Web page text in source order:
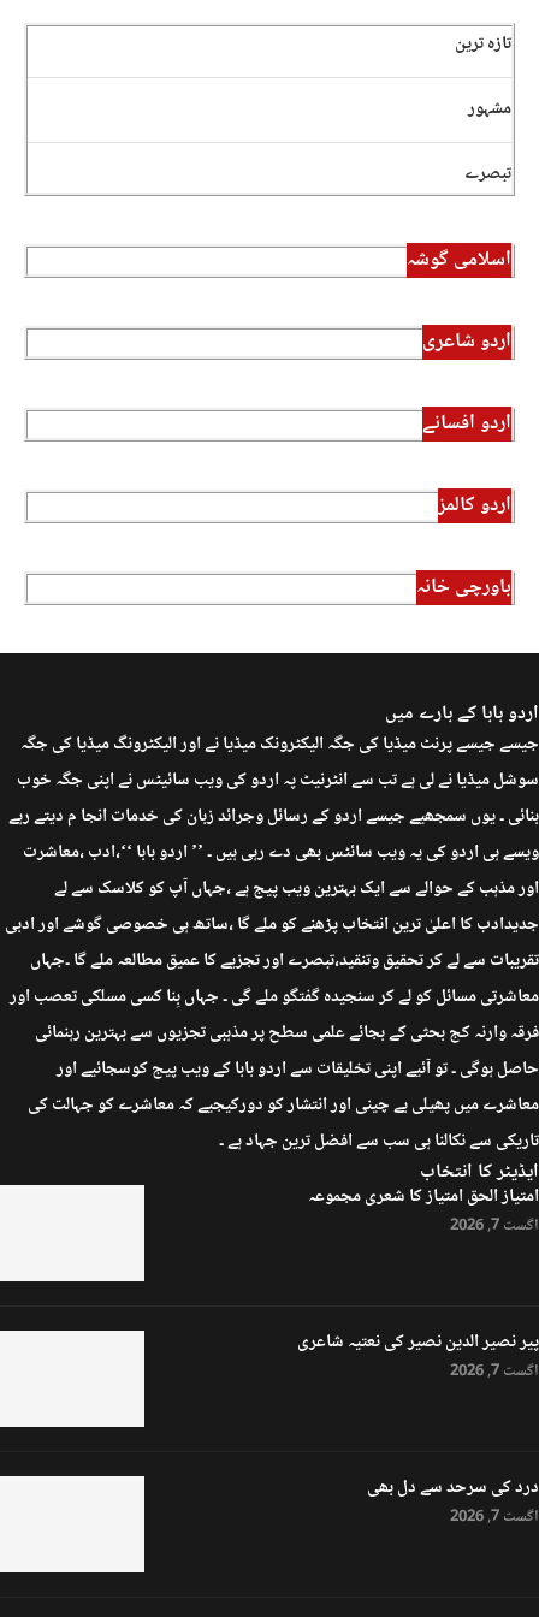
تازہ ترین
مشہور
تبصرے
اسلامی گوشہ
اردو شاعری
اردو افسانے
اردو کالمز
باورچی خانہ
اردو بابا کے بارے میں
جیسے جیسے پرنٹ میڈیا کی جگہ الیکٹرونک میڈیا نے اور الیکٹرونگ میڈیا کی جگہ
سوشل میڈیا نے لی ہے تب سے انٹرنیٹ پہ اردو کی ویب سائیٹس نے اپنی جگہ خوب
بنائی ۔ یوں سمجھیے جیسے اردو کے رسائل وجرائد زبان کی خدمات انجا م دیتے رہے
ویسے ہی اردو کی یہ ویب سائٹس بھی دے رہی ہیں ۔ ’’ اردو بابا ‘‘،ادب ،معاشرت
اور مذہب کے حوالے سے ایک بہترین ویب پیج ہے ،جہاں آپ کو کلاسک سے لے
جدیدادب کا اعلیٰ ترین انتخاب پڑھنے کو ملے گا ،ساتھ ہی خصوصی گوشے اور ادبی
تقریبات سے لے کر تحقیق وتنقید،تبصرے اور تجزیے کا عمیق مطالعہ ملے گا ۔جہاں
معاشرتی مسائل کو لے کر سنجیدہ گفتگو ملے گی ۔ جہاں بِنا کسی مسلکی تعصب اور
فرقہ وارنہ کج بحثی کے بجائے علمی سطح پر مذہبی تجزیوں سے بہترین رہنمائی
حاصل ہوگی ۔ تو آئیے اپنی تخلیقات سے اردو بابا کے ویب پیج کوسجائیے اور
معاشرے میں پھیلی بے چینی اور انتشار کو دورکیجیے کہ معاشرے کو جہالت کی
تاریکی سے نکالنا ہی سب سے افضل ترین جہاد ہے ۔
ایڈیٹر کا انتخاب
امتیاز الحق امتیاز کا شعری مجموعہ
اگست 7, 2026
پیر نصیر الدین نصیر کی نعتیہ شاعری
اگست 7, 2026
درد کی سرحد سے دل بھی
اگست 7, 2026